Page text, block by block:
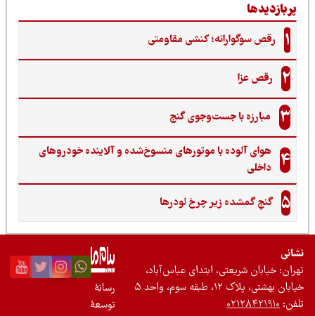
رقص سوگوارانه؛ کنشی مقاومتی
رقص عزا
مبارزه با جست‌وجوی گنج‌
هوای آلوده با موتورهای منسوخ‌شده و آلاینده خودروهای
داخلی
گنجِ گمشده زیر چرخ لودرها
خیابان شریعتی، ابتدای عباس‌آباد،
بهشتی، پلاک ۱۲، طبقه سوم، واحد ۵
۰۲۱۲۸۴۲۱۹۱۰
رسانۀ
توسعۀ